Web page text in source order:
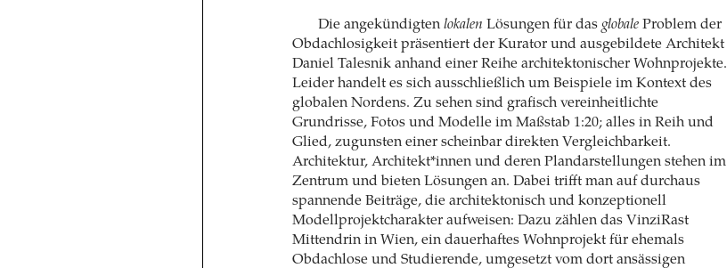
Die angekündigten lokalen Lösungen für das globaleProblem der
Obdachlosigkeit präsentiert der Kurator und ausgebildete Architekt
Daniel Talesnik anhand einer Reihe architektonischer Wohnprojekte.
Leider handelt es sich ausschließlich um Beispiele im Kontext des
globalen Nordens. Zu sehen sind grafisch vereinheitlichte
Grundrisse, Fotos und Modelle im Maßstab 1:20; alles in Reih und
Glied, zugunsten einer scheinbar direkten Vergleichbarkeit.
Architektur, Architekt*innen und deren Plandarstellungen stehen im
Zentrum und bieten Lösungen an. Dabei trifft man auf durchaus
spannende Beiträge, die architektonisch und konzeptionell
Modellprojektcharakter aufweisen: Dazu zählen das VinziRast
Mittendrin in Wien, ein dauerhaftes Wohnprojekt für ehemals
Obdachlose und Studierende, umgesetzt vom dort ansässigen